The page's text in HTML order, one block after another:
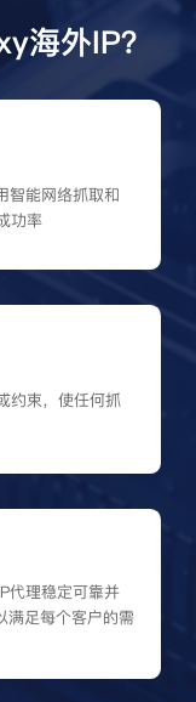
海外IP？
智能网络抓取和
功率
约束，使任何抓
代理稳定可靠并
满足每个客户的需